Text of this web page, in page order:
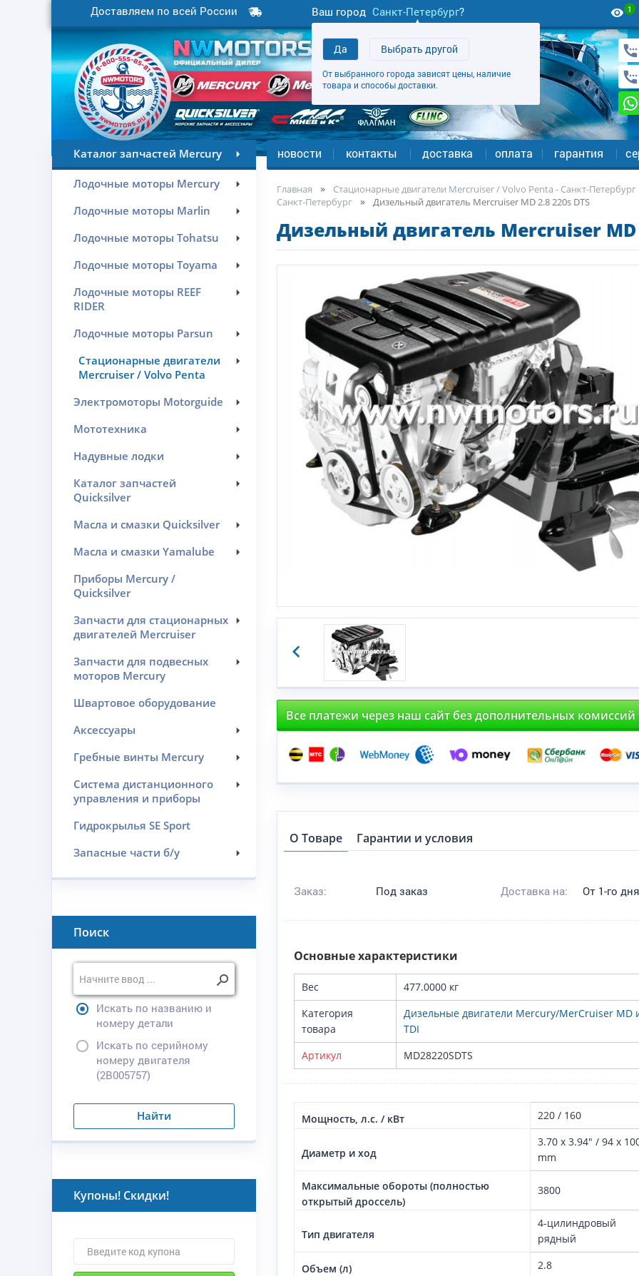
Доставляем по всей России Ваш город Санкт-Петербург?
Да Выбрать другой
От выбранного города зависят цены, наличие
товара и способы доставки.
1
Каталог запчастей Mercury
Лодочные моторы Mercury
Лодочные моторы Marlin
Лодочные моторы Tohatsu
Лодочные моторы Toyama
Лодочные моторы REEF
RIDER
Лодочные моторы Parsun
Стационарные двигатели
Mercruiser / Volvo Penta
Электромоторы Motorguide
Мототехника
Надувные лодки
Каталог запчастей
Quicksilver
Масла и смазки Quicksilver
Масла и смазки Yamalube
Приборы Mercury /
Quicksilver
Запчасти для стационарных
двигателей Mercruiser
Запчасти для подвесных
моторов Mercury
Швартовое оборудование
Аксессуары
Гребные винты Mercury
Система дистанционного
управления и приборы
Гидрокрылья SE Sport
Запасные части б/у
Поиск
Искать по названию и
номеру детали
Искать по серийному
номеру двигателя
(2B005757)
Найти
Купоны! Скидки!
новости контакты доставка оплата гарантия
Главная Стационарные двигатели Mercruiser / Volvo Penta - Санкт-Петербург
Санкт-Петербург
Дизельный двигатель Mercruiser MD 2.8 220s DTS
Дизельный двигатель Mercruiser MD
Все платежи через наш сайт без дополнительных комиссий
О Товаре Гарантии и условия
Заказ: Под заказ Доставка на: От 1-го дня
Основные характеристики
Вес
477.0000 кг
Категория
товара
Дизельные двигатели Mercury/MerCruiser MD
TDI
Артикул
MD28220SDTS
Мощность, л.с. / кВт 220 / 160
Диаметр и ход
3.70 x 3.94" / 94 x
mm
Максимальные обороты (полностью
открытый дроссель)
3800
Тип двигателя
4-цилиндровый
рядный
Объем (л) 2.8